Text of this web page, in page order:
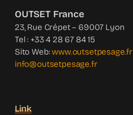
OUTSET France
23, Rue Crépet – 69007 Lyon
Tel : +33 4 28 67 84 15
Sito Web:www.outsetpesage.fr
info@outsetpesage.fr
Link